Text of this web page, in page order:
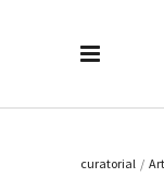
curatorial /